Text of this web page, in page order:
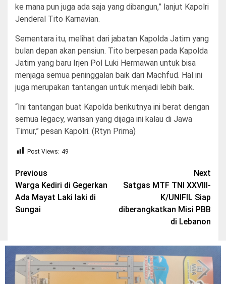
ke mana pun juga ada saja yang dibangun,” lanjut Kapolri
Jenderal Tito Karnavian.
Sementara itu, melihat dari jabatan Kapolda Jatim yang
bulan depan akan pensiun. Tito berpesan pada Kapolda
Jatim yang baru Irjen Pol Luki Hermawan untuk bisa
menjaga semua peninggalan baik dari Machfud. Hal ini
juga merupakan tantangan untuk menjadi lebih baik.
“Ini tantangan buat Kapolda berikutnya ini berat dengan
semua legacy, warisan yang dijaga ini kalau di Jawa
Timur,” pesan Kapolri. (Rtyn Prima)
Post Views: 49
Post
navigation
Previous
Warga Kediri di Gegerkan
Ada Mayat Laki laki di
Sungai
Next
Satgas MTF TNI XXVIII-
K/UNIFIL Siap
diberangkatkan Misi PBB
di Lebanon